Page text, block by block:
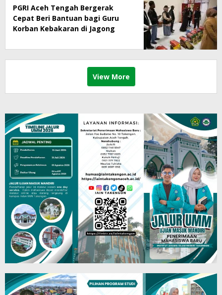
PGRI Aceh Tengah Bergerak
Cepat Beri Bantuan bagi Guru
Korban Kebakaran di Jagong
View More